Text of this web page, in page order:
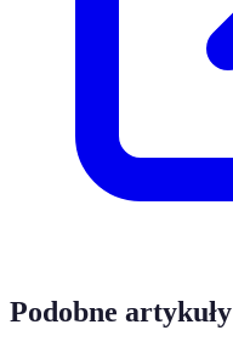
Podobne artykuły